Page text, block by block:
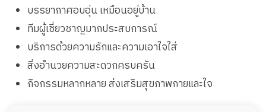
บรรยากาศอบอุ่น เหมือนอยู่บ้าน
ทีมผู้เชี่ยวชาญมากประสบการณ์
บริการด้วยความรักและความเอาใจใส่
สิ่งอำนวยความสะดวกครบครัน
กิจกรรมหลากหลาย ส่งเสริมสุขภาพกายและใจ